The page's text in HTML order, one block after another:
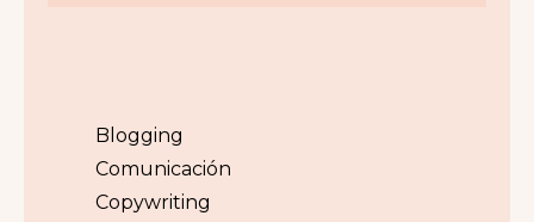
Blogging
Comunicación
Copywriting